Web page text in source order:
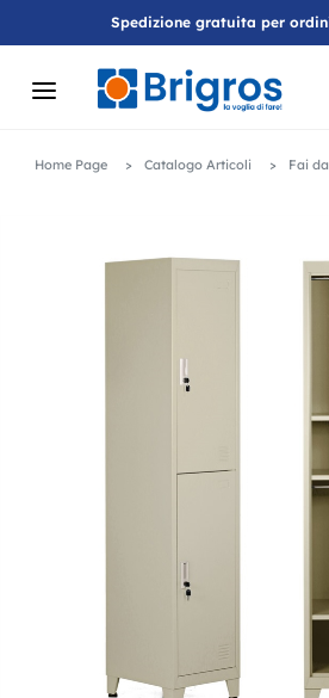
Spedizione gratuita per
Home Page Catalogo Articoli Fai